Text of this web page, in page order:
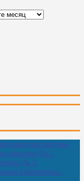
библиотека
филиал № 1
№ 2
библиотека-